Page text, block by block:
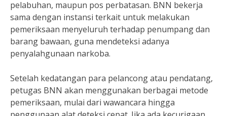
pelabuhan, maupun pos perbatasan. BNN bekerja
sama dengan instansi terkait untuk melakukan
pemeriksaan menyeluruh terhadap penumpang dan
barang bawaan, guna mendeteksi adanya
penyalahgunaan narkoba.
Setelah kedatangan para pelancong atau pendatang,
petugas BNN akan menggunakan berbagai metode
pemeriksaan, mulai dari wawancara hingga